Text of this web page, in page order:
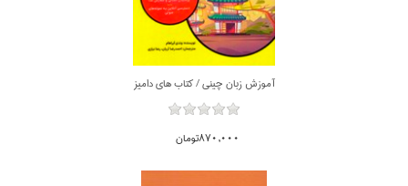
آموزش زبان چيني / كتاب هاي داميز
870,000تومان